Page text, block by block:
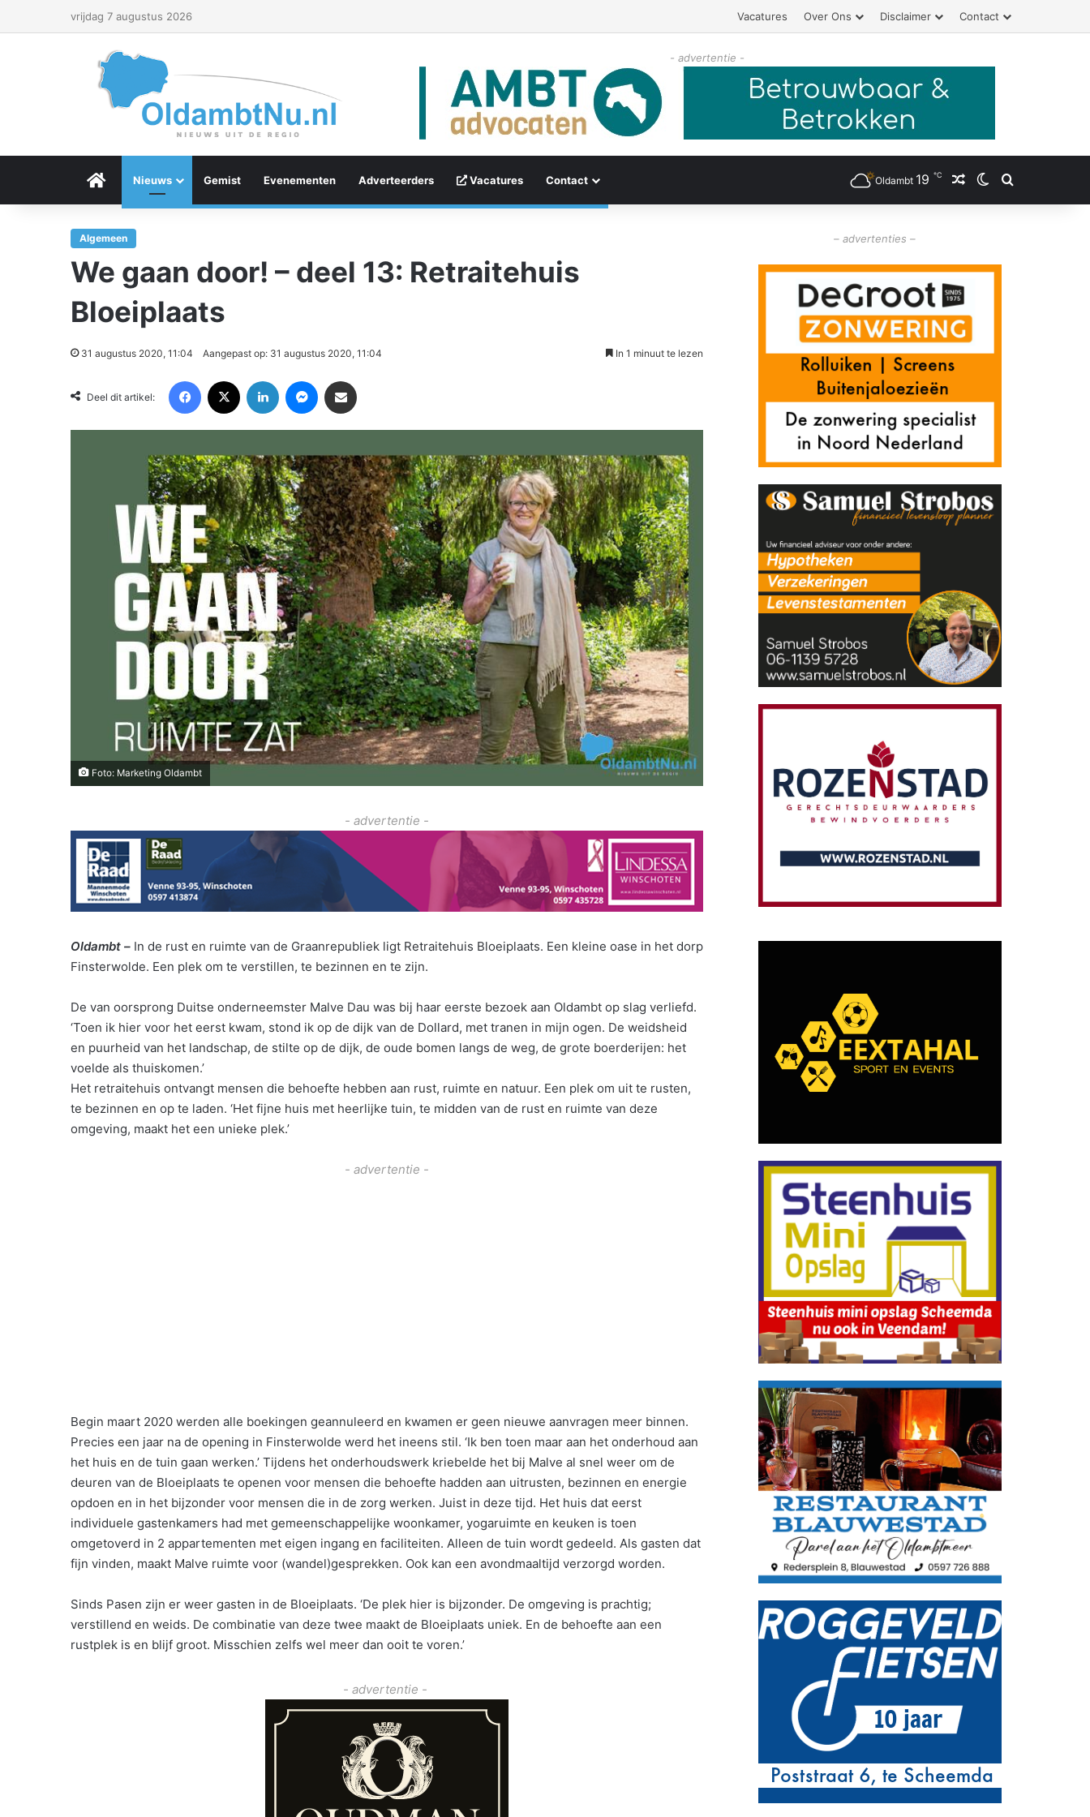
vrijdag 7 augustus 2026 Vacatures Over Ons Disclaimer Contact
- advertentie -
Menu Item
Nieuws Gemist Evenementen Adverteerders Vacatures Contact Oldambt 19 ℃ Willekeurig artikel
Switch skin
Zoeken
Algemeen
We gaan door! – deel 13: Retraitehuis
Bloeiplaats
31 augustus 2020, 11:04 Aangepast op: 31 augustus 2020, 11:04 In 1 minuut te lezen
Deel dit artikel:
Foto: Marketing Oldambt
- advertentie -
Oldambt – In de rust en ruimte van de Graanrepubliek ligt Retraitehuis Bloeiplaats. Een kleine oase in het dorp
Finsterwolde. Een plek om te verstillen, te bezinnen en te zijn.
De van oorsprong Duitse onderneemster Malve Dau was bij haar eerste bezoek aan Oldambt op slag verliefd.
‘Toen ik hier voor het eerst kwam, stond ik op de dijk van de Dollard, met tranen in mijn ogen. De weidsheid
en puurheid van het landschap, de stilte op de dijk, de oude bomen langs de weg, de grote boerderijen: het
voelde als thuiskomen.’
Het retraitehuis ontvangt mensen die behoefte hebben aan rust, ruimte en natuur. Een plek om uit te rusten,
te bezinnen en op te laden. ‘Het fijne huis met heerlijke tuin, te midden van de rust en ruimte van deze
omgeving, maakt het een unieke plek.’
- advertentie -
Begin maart 2020 werden alle boekingen geannuleerd en kwamen er geen nieuwe aanvragen meer binnen.
Precies een jaar na de opening in Finsterwolde werd het ineens stil. ‘Ik ben toen maar aan het onderhoud aan
het huis en de tuin gaan werken.’ Tijdens het onderhoudswerk kriebelde het bij Malve al snel weer om de
deuren van de Bloeiplaats te openen voor mensen die behoefte hadden aan uitrusten, bezinnen en energie
opdoen en in het bijzonder voor mensen die in de zorg werken. Juist in deze tijd. Het huis dat eerst
individuele gastenkamers had met gemeenschappelijke woonkamer, yogaruimte en keuken is toen
omgetoverd in 2 appartementen met eigen ingang en faciliteiten. Alleen de tuin wordt gedeeld. Als gasten dat
fijn vinden, maakt Malve ruimte voor (wandel)gesprekken. Ook kan een avondmaaltijd verzorgd worden.
Sinds Pasen zijn er weer gasten in de Bloeiplaats. ‘De plek hier is bijzonder. De omgeving is prachtig;
verstillend en weids. De combinatie van deze twee maakt de Bloeiplaats uniek. En de behoefte aan een
rustplek is en blijf groot. Misschien zelfs wel meer dan ooit te voren.’
- advertentie -
– advertenties –